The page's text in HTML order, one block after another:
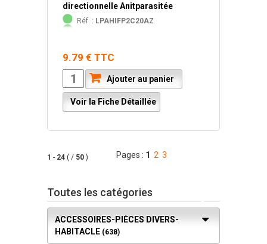
directionnelle Anitparasitée
Réf. : LPAHIFP2C20AZ
9.79 € TTC
Ajouter au panier
Voir la Fiche Détaillée
1 - 24 ( / 50 ) Pages : 1 2 3
Toutes les catégories
ACCESSOIRES-PIÈCES DIVERS-
HABITACLE (638)